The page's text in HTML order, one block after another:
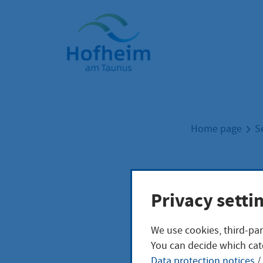
Home"
Home page
Privacy
We use cookies, third-
You can decide which